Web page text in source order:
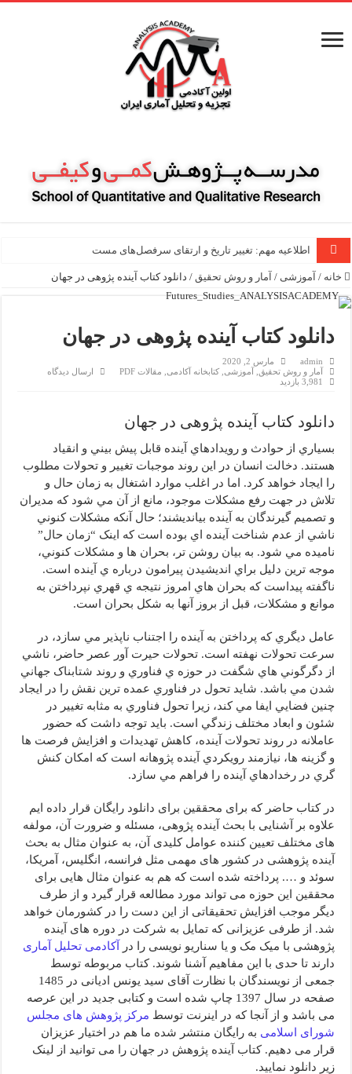
اطلاعیه مهم: تغییر تاریخ و ارتقای سرفصل‌های مسترکل
خانه / آموزشی / آمار و روش تحقیق / دانلود کتاب آینده پژوهی در جهان
دانلود کتاب آینده پژوهی در جهان
admin
مارس 2, 2020
آمار و روش تحقیق
,آموزشی ,کتابخانه آکادمی مقالات PDF
ارسال دیدگاه
3,981 بازدید
دانلود کتاب آینده پژوهی در جهان
بسياري از حوادث و رويدادهاي آينده قابل پيش بيني و انقياد
هستند. دخالت انسان در اين روند موجبات تغيير و تحولات مطلوب
را ايجاد خواهد كرد. اما در اغلب موارد اشتغال به زمان حال و
تلاش در جهت رفع مشكلات موجود، مانع از آن مي شود كه مديران
و تصميم گيرندگان به آينده بيانديشند؛ حال آنكه مشكلات كنوني
ناشي از عدم شناخت آينده اي بوده است كه اينک “زمان حال”
ناميده مي شود. به بيان روشن تر، بحران ها و مشكلات كنوني،
موجه ترين دليل براي انديشيدن پيرامون درباره ي آينده است.
ناگفته پيداست كه بحران هاي امروز نتيجه ي قهري نپرداختن به
موانع و مشكلات، قبل از بروز آنها به شكل بحران است.
عامل ديگري كه پرداختن به آينده را اجتناب ناپذير مي سازد، در
سرعت تحولات نهفته است. تحولات حيرت آور عصر حاضر، ناشي
از دگرگوني هاي شگفت در حوزه ي فناوري و روند شتابناک جهاني
شدن مي باشد. شايد تحول در فناوري عمده ترين نقش را در ايجاد
چنين فضايي ايفا مي كند، زيرا تحول فناوري به مثابه تغيير در
شئون و ابعاد مختلف زندگي است. بايد توجه داشت كه حضور
عاملانه در روند تحولات آينده، كاهش تهديدات و افزايش فرصت ها
و گزينه ها، نيازمند رويكردي آينده پژوهانه است كه امكان كنش
گري در رخدادهاي آينده را فراهم مي سازد.
در کتاب حاضر که برای محققین برای دانلود رایگان قرار داده ایم
علاوه بر آشنایی با بحث آینده پژوهی، مسئله و ضرورت آن، مولفه
های مختلف تعیین کننده عوامل کلیدی آن، به عنوان مثال به بحث
آینده پژوهشی در کشور های مهمی مثل فرانسه، انگلیس، آمریکا،
سوئد و …. پرداخته شده است که هم به عنوان مثال هایی برای
محققین این حوزه می تواند مورد مطالعه قرار گیرد و از طرف
دیگر موجب افزایش تحقیقاتی از این دست را در کشورمان خواهد
شد. از طرفی عزیزانی که تمایل به شرکت در دوره های آینده
پژوهشی با میک مک و یا سناریو نویسی را در
آکادمی تحلیل آماری
دارند تا حدی با این مفاهیم آشنا شوند. کتاب مربوطه توسط
جمعی از نویسندگان با نظارت آقای سید یونس ادیانی در 1485
صفحه در سال 1397 چاپ شده است و کتابی جدید در این عرصه
می باشد و از آنجا که در اینرنت توسط مرکز پژوهش های مجلس
شورای اسلامی به رایگان منتشر شده ما هم در اختیار عزیزان
قرار می دهیم. کتاب آینده پژوهش در جهان را می توانید از لینک
زیر دانلود نمایید.